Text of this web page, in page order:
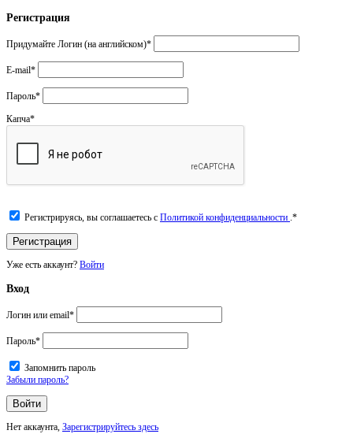
Регистрация
Придумайте Логин (на английском)*
E-mail*
Пароль*
Капча*
Регистрируясь, вы соглашаетесь с Политикой конфиденциальности .*
Уже есть аккаунт? Войти
Вход
Логин или email*
Пароль*
Запомнить пароль
Забыли пароль?
Нет аккаунта, Зарегистрируйтесь здесь